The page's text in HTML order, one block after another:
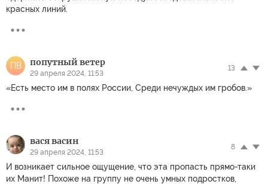
красных линий.
ПВ попутный ветер
29 апреля 2024, 11:53
13
«Есть место им в полях России, Среди нечуждых им гробов.»
вася васин
29 апреля 2024, 11:53
8
И возникает сильное ощущение, что эта пропасть прямо-таки
их Манит! Похоже на группу не очень умных подростков,